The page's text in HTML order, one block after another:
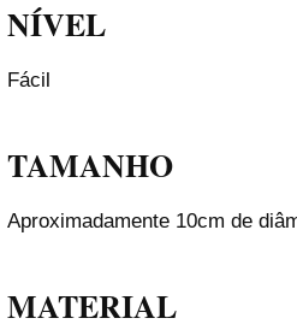
NÍVEL
Fácil
TAMANHO
Aproximadamente 10cm de
MATERIAL